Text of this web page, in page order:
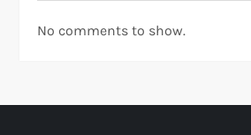
No comments to show.